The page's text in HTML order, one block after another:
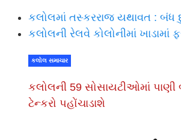
કલોલમાં તસ્કરરાજ યથાવત : બંધ
કલોલની રેલવે કોલોનીમાં
કલોલ સમાચાર
કલોલની 59 સોસાયટીઓમાં
ટેન્કરો પહોંચાડાશે